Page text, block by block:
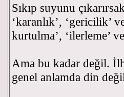
Sıkıp suyunu
‘karanlık’, ‘gericilik’
kurtulma’, ‘ilerleme’
Ama bu kadar değil.
genel anlamda din